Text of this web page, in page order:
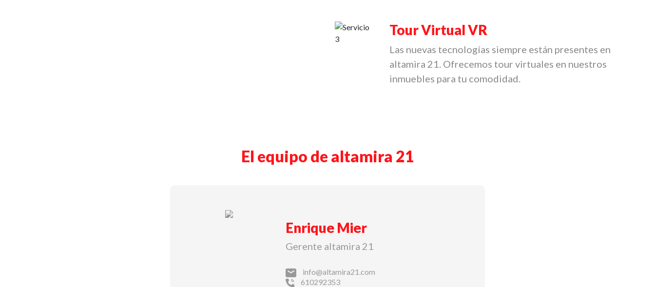
Tour Virtual VR
Las nuevas tecnologías siempre están presentes en
altamira 21. Ofrecemos tour virtuales en nuestros
inmuebles para tu comodidad.
El equipo de altamira 21
Enrique Mier
Gerente altamira 21
info@altamira21.com
610292353